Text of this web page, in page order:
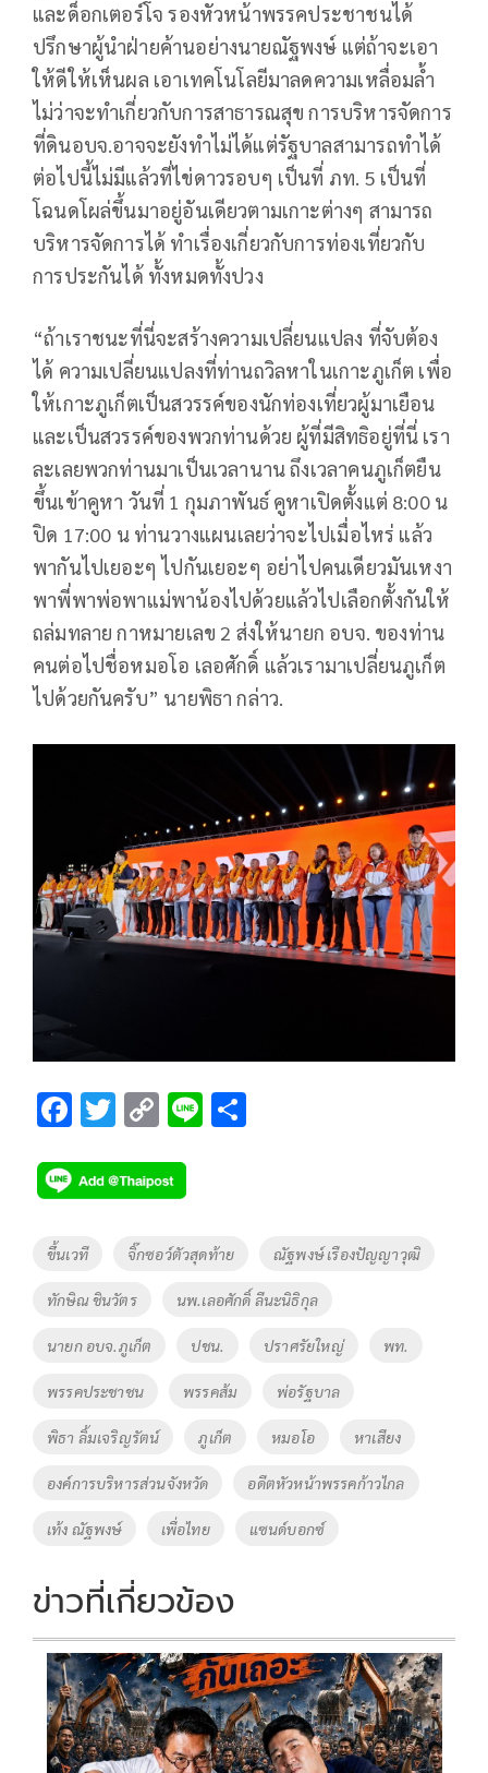
และด็อกเตอร์โจ รองหัวหน้าพรรคประชาชนได้
ปรึกษาผู้นำฝ่ายค้านอย่างนายณัฐพงษ์ แต่ถ้าจะเอา
ให้ดีให้เห็นผล เอาเทคโนโลยีมาลดความเหลื่อมล้ำ
ไม่ว่าจะทำเกี่ยวกับการสาธารณสุข การบริหารจัดการ
ที่ดินอบจ.อาจจะยังทำไม่ได้แต่รัฐบาลสามารถทำได้
ต่อไปนี้ไม่มีแล้วที่ไข่ดาวรอบๆ เป็นที่ ภท. 5 เป็นที่
โฉนดโผล่ขึ้นมาอยู่อันเดียวตามเกาะต่างๆ สามารถ
บริหารจัดการได้ ทำเรื่องเกี่ยวกับการท่องเที่ยวกับ
การประกันได้ ทั้งหมดทั้งปวง
“ถ้าเราชนะที่นี่จะสร้างความเปลี่ยนแปลง ที่จับต้อง
ได้ ความเปลี่ยนแปลงที่ท่านถวิลหาในเกาะภูเก็ต เพื่อ
ให้เกาะภูเก็ตเป็นสวรรค์ของนักท่องเที่ยวผู้มาเยือน
และเป็นสวรรค์ของพวกท่านด้วย ผู้ที่มีสิทธิอยู่ที่นี่ เรา
ละเลยพวกท่านมาเป็นเวลานาน ถึงเวลาคนภูเก็ตยืน
ขึ้นเข้าคูหา วันที่ 1 กุมภาพันธ์ คูหาเปิดตั้งแต่ 8:00 น
ปิด 17:00 น ท่านวางแผนเลยว่าจะไปเมื่อไหร่ แล้ว
พากันไปเยอะๆ ไปกันเยอะๆ อย่าไปคนเดียวมันเหงา
พาพี่พาพ่อพาแม่พาน้องไปด้วยแล้วไปเลือกตั้งกันให้
ถล่มทลาย กาหมายเลข 2 ส่งให้นายก อบจ. ของท่าน
คนต่อไปชื่อหมอโอ เลอศักดิ์ แล้วเรามาเปลี่ยนภูเก็ต
ไปด้วยกันครับ” นายพิธา กล่าว.
F
e
b
o
o
k
T
tt
er
C
p
y
Li
Li
Tags
ขึ้นเวที จิ๊กซอว์ตัวสุดท้าย ณัฐพงษ์ เรืองปัญญาวุฒิ
ทักษิณ ชินวัตร นพ.เลอศักดิ์ ลีนะนิธิกุล
นายก อบจ.ภูเก็ต ปชน. ปราศรัยใหญ่ พท.
พรรคประชาชน พรรคส้ม พ่อรัฐบาล
พิธา ลิ้มเจริญรัตน์ ภูเก็ต หมอโอ หาเสียง
องค์การบริหารส่วนจังหวัด อดีตหัวหน้าพรรคก้าวไกล
เท้ง ณัฐพงษ์ เพื่อไทย แซนด์บอกซ์
ข่าวที่เกี่ยวข้อง